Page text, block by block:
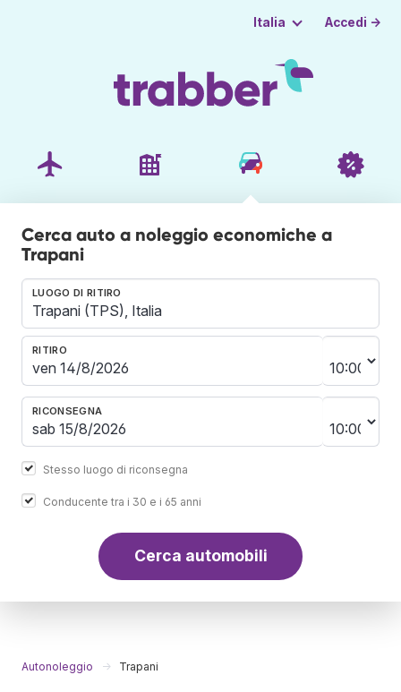
Italia Accedi →
Cerca auto a noleggio economiche a
Trapani
LUOGO DI RITIRO
RITIRO
RICONSEGNA
Stesso luogo di riconsegna
Conducente tra i 30 e i 65 anni
Cerca automobili
Autonoleggio Trapani